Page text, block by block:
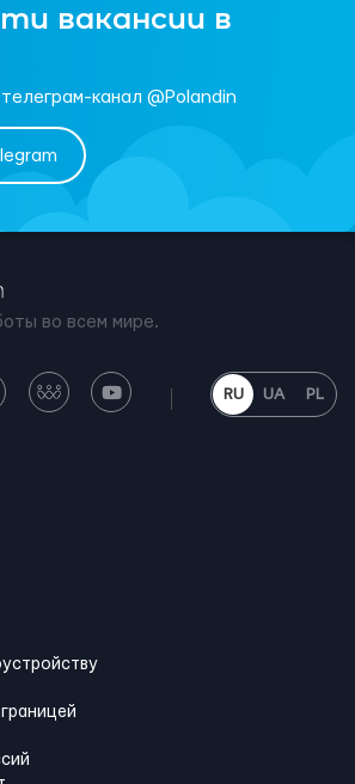
вакансии в
канал @Polandin
во всем мире.
RU UA PL